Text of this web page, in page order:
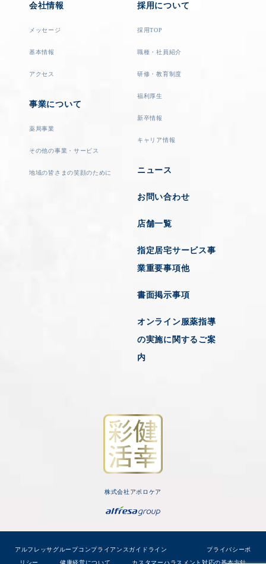
会社情報
メッセージ
基本情報
アクセス
事業について
薬局事業
その他の事業・サービス
地域の皆さまの笑顔のために
採用について
採用TOP
職種・社員紹介
研修・教育制度
福利厚生
新卒情報
キャリア情報
ニュース
お問い合わせ
店舗一覧
指定居宅サービス事
業重要事項他
書面掲示事項
オンライン服薬指導
の実施に関するご案
内
株式会社アポロケア
アルフレッサグループコンプライアンスガイドライン
プライバシーポ
リシー
健康経営について カスタマーハラスメント対応の基本方針